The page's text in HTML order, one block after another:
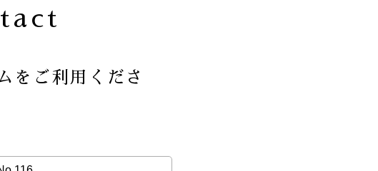
をご利用くださ